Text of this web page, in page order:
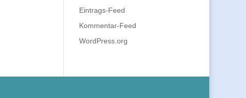
Eintrags-Feed
Kommentar-Feed
WordPress.org